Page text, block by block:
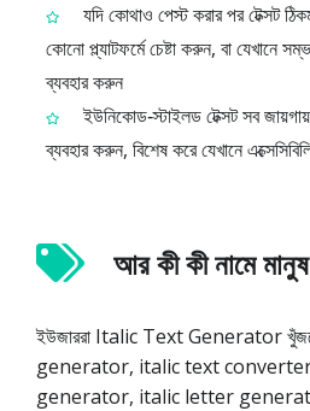
যদি কোথাও পেস্ট করার পর টেক্সট
কোনো প্ল্যাটফর্মে চেষ্টা করুন, বা যেখানে
ব্যবহার করুন
ইউনিকোড‑স্টাইলড টেক্সট সব
ব্যবহার করুন, বিশেষ করে যেখানে
আর কী কী নামে
ইউজাররা Italic Text Generator
generator, italic text
generator, italic letter